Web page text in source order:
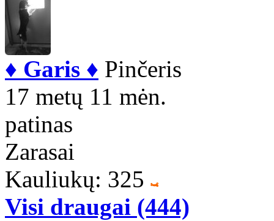
♦ Garis ♦ Pinčeris
17 metų 11 mėn.
patinas
Zarasai
Kauliukų: 325
Visi draugai (444)